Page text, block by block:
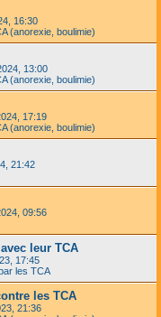
16:30
(anorexie, boulimie)
13:00
(anorexie, boulimie)
17:19
(anorexie, boulimie)
21:42
09:56
leur TCA
17:45
les TCA
les TCA
21:36